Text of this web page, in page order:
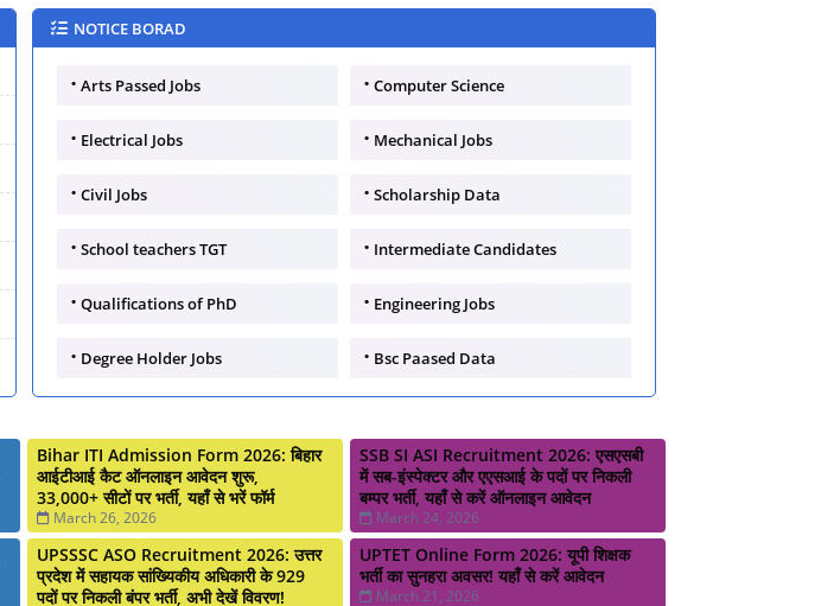
NOTICE BORAD
Arts Passed Jobs Computer Science
Electrical Jobs Mechanical Jobs
Civil Jobs Scholarship Data
School teachers TGT Intermediate Candidates
Qualifications of PhD Engineering Jobs
Degree Holder Jobs Bsc Paased Data
Bihar ITI Admission Form 2026: बिहार
आईटीआई कैट ऑनलाइन आवेदन शुरू,
33,000+ सीटों पर भर्ती, यहाँ से भरें फॉर्म
March 26, 2026
SSB SI ASI Recruitment 2026: एसएसबी
में सब-इंस्पेक्टर और एएसआई के पदों पर निकली
बम्पर भर्ती, यहाँ से करें ऑनलाइन आवेदन
March 24, 2026
UPSSSC ASO Recruitment 2026: उत्तर
प्रदेश में सहायक सांख्यिकीय अधिकारी के 929
पदों पर निकली बंपर भर्ती, अभी देखें विवरण!
UPTET Online Form 2026: यूपी शिक्षक
भर्ती का सुनहरा अवसर! यहाँ से करें आवेदन
March 21, 2026